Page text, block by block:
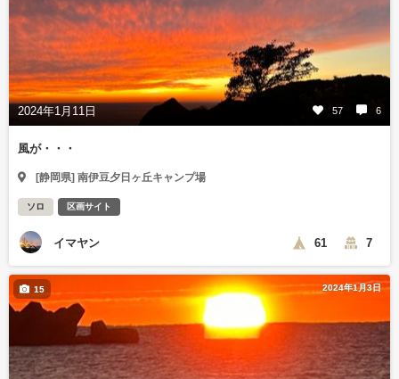
2024年1月11日 57 6
風が・・・
[静岡県] 南伊豆夕日ヶ丘キャンプ場
ソロ 区画サイト
イマヤン 61 7
2024年1月3日
15